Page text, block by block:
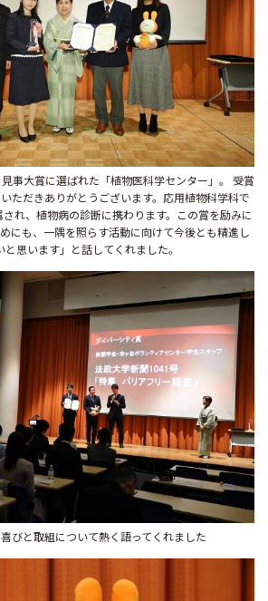
事大賞に選ばれた「植物医科学センター」。 受賞
ただきありがとうございます。応用植物科学科で
れ、植物病の診断に携わります。この賞を励みに
にも、一隅を照らす活動に向けて今後とも精進し
と思います」と話してくれました。
びと取組について熱く語ってくれました